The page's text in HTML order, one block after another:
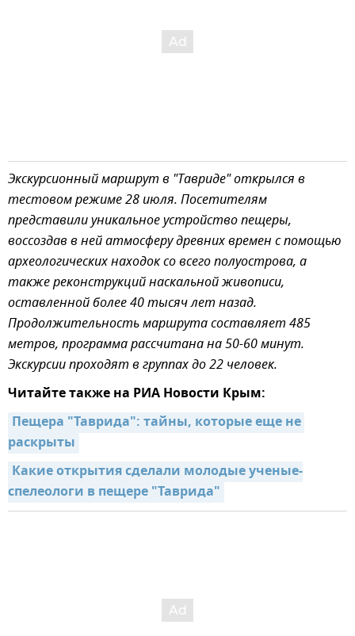
Экскурсионный маршрут в "Тавриде" открылся в
тестовом режиме 28 июля. Посетителям
представили уникальное устройство пещеры,
воссоздав в ней атмосферу древних времен с помощью
археологических находок со всего полуострова, а
также реконструкций наскальной живописи,
оставленной более 40 тысяч лет назад.
Продолжительность маршрута составляет 485
метров, программа рассчитана на 50-60 минут.
Экскурсии проходят в группах до 22 человек.
Читайте также на РИА Новости Крым:
Пещера "Таврида": тайны, которые еще не
раскрыты
Какие открытия сделали молодые ученые-
спелеологи в пещере "Таврида"